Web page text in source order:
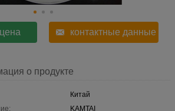
контактные данные
о продукте
Китай
KAMTAI